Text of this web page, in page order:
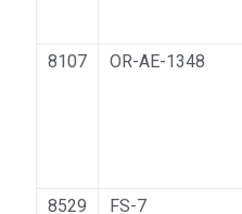
8107
OR-AE-1348
8529
FS-7